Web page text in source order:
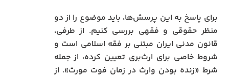
برای پاسخ به این پرسش‌ها، باید موضوع را از دو
منظر حقوقی و فقهی بررسی کنیم. از طرفی،
قانون مدنی ایران مبتنی بر فقه اسلامی است و
شروط خاصی برای ارث‌بری تعیین کرده، از جمله
شرط «زنده بودن وارث در زمان فوت مورث». از